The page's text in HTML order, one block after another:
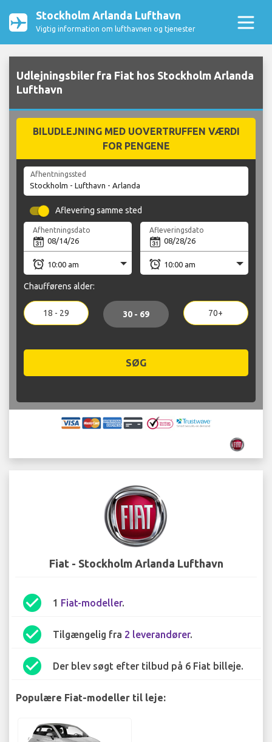
Stockholm Arlanda Lufthavn
Vigtig information om lufthavnen og tjenester
Udlejningsbiler fra Fiat hos Stockholm Arlanda
Lufthavn
BILUDLEJNING MED UOVERTRUFFEN VÆRDI
FOR PENGENE
Afhentningssted
Aflevering samme sted
Afhentningsdato Afleveringsdato
Chaufførens alder:
18 - 29 30 - 69 70+
SØG
Fiat - Stockholm Arlanda Lufthavn
check_circle 1 Fiat-modeller.
check_circle Tilgængelig fra 2 leverandører.
check_circle Der blev søgt efter tilbud på 6 Fiat billeje.
Populære Fiat-modeller til leje: